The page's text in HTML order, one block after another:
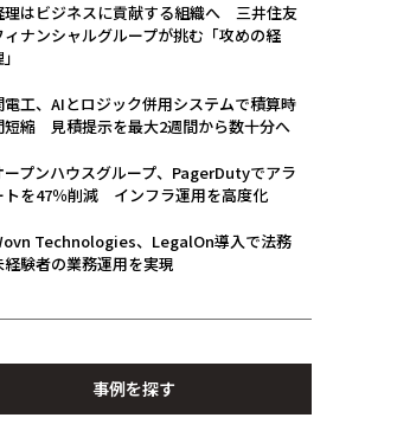
理はビジネスに貢献する組織へ 三井住友
ィナンシャルグループが挑む「攻めの経
電工、AIとロジック併用システムで積算時
短縮 見積提示を最大2週間から数十分へ
ープンハウスグループ、PagerDutyでアラ
トを47％削減 インフラ運用を高度化
Technologies、LegalOn導入で法務
経験者の業務運用を実現
事例を探す